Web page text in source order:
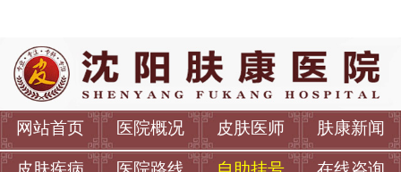
网站首页 医院概况 皮肤医师 肤康新闻